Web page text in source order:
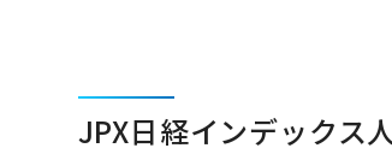
JPX日経インデックス